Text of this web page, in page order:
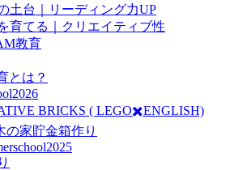
土台｜リーディング力UP
育てる｜クリエイティブ性
教育
とは？
BRICKS ( LEGO✖️ENGLISH)
の家貯金箱作り